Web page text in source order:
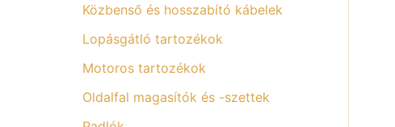
Közbenső és hosszabító kábelek
Lopásgátló tartozékok
Motoros tartozékok
Oldalfal magasítók és -szettek